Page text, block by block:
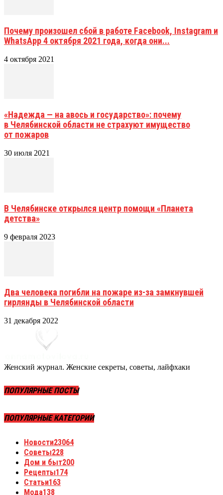
Почему произошел сбой в работе Facebook, Instagram и
WhatsApp 4 октября 2021 года, когда они...
4 октября 2021
«Надежда — на авось и государство»: почему
в Челябинской области не страхуют имущество
от пожаров
30 июля 2021
В Челябинске открылся центр помощи «Планета
детства»
9 февраля 2023
Два человека погибли на пожаре из-за замкнувшей
гирлянды в Челябинской области
31 декабря 2022
Женский журнал. Женские секреты, советы, лайфхаки
ПОПУЛЯРНЫЕ ПОСТЫ
ПОПУЛЯРНЫЕ КАТЕГОРИИ
Новости23064
Советы228
Дом и быт200
Рецепты174
Статьи163
Мода138